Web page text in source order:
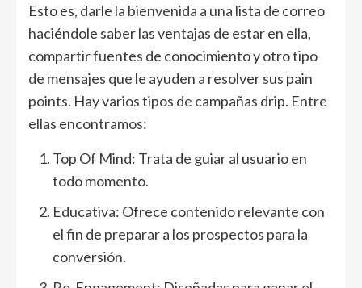
Esto es, darle la bienvenida a una lista de correo
haciéndole saber las ventajas de estar en ella,
compartir fuentes de conocimiento y otro tipo
de mensajes que le ayuden a resolver sus pain
points. Hay varios tipos de campañas drip. Entre
ellas encontramos:
Top Of Mind: Trata de guiar al usuario en
todo momento.
Educativa: Ofrece contenido relevante con
el fin de preparar a los prospectos para la
conversión.